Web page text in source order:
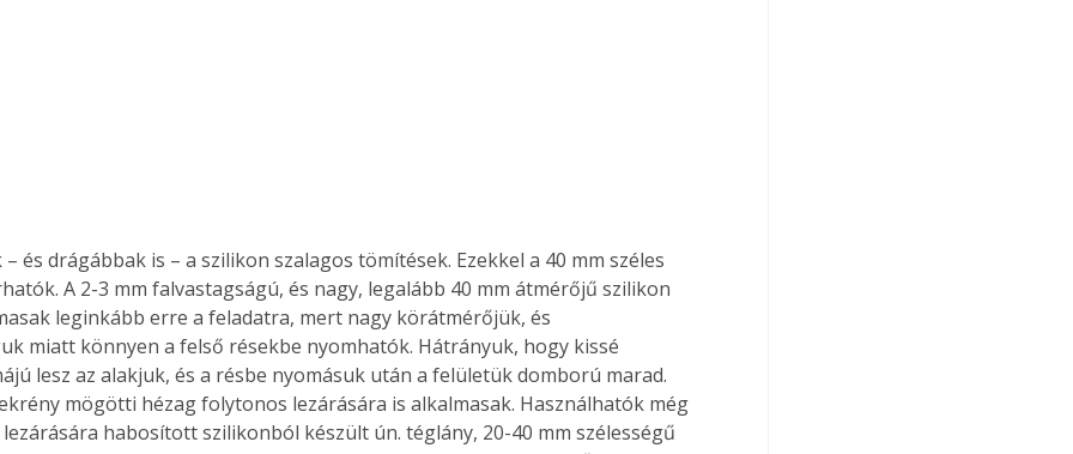
és drágábbak is – a szilikon szalagos tömítések. Ezekkel a 40 mm széles
A 2-3 mm falvastagságú, és nagy, legalább 40 mm átmérőjű szilikon
leginkább erre a feladatra, mert nagy körátmérőjük, és
miatt könnyen a felső résekbe nyomhatók. Hátrányuk, hogy kissé
lesz az alakjuk, és a résbe nyomásuk után a felületük domború marad.
mögötti hézag folytonos lezárására is alkalmasak. Használhatók még
habosított szilikonból készült ún. téglány, 20-40 mm szélességű